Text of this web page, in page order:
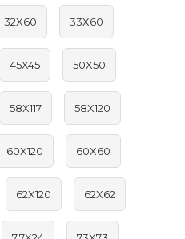
32X60 33X60
45X45 50X50
58X117 58X120
60X120 60X60
62X120 62X62